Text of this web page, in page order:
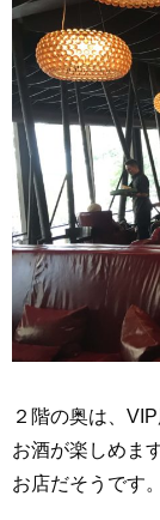
２階の奥は、
お酒が楽しめま
お店だそうです。